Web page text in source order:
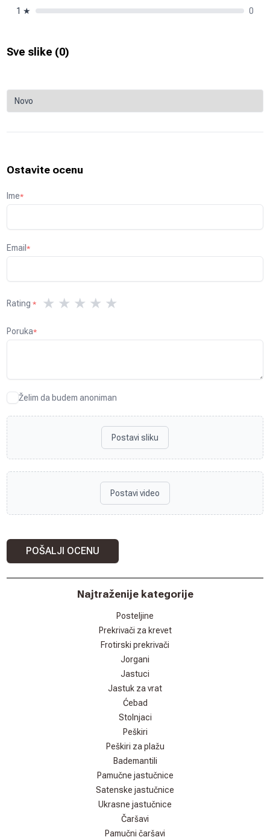
1 ★ 0
Sve slike (0)
Ostavite ocenu
Ime*
Email*
Rating * ★ ★ ★ ★ ★
Poruka*
Želim da budem anoniman
Postavi sliku
Postavi video
POŠALJI OCENU
Najtraženije kategorije
Posteljine
Prekrivači za krevet
Frotirski prekrivači
Jorgani
Jastuci
Jastuk za vrat
Ćebad
Stolnjaci
Peškiri
Peškiri za plažu
Bademantili
Pamučne jastučnice
Satenske jastučnice
Ukrasne jastučnice
Čaršavi
Pamučni čaršavi